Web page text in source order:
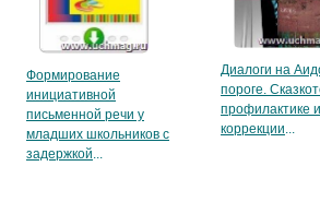
Формирование
инициативной
письменной речи у
младших школьников с
задержкой
Диалоги на
пороге.
профилактике и
коррекции